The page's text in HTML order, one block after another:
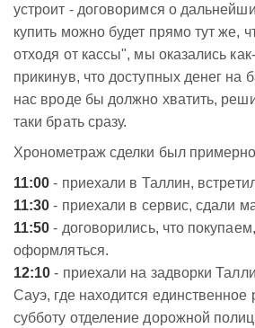
устроит - договоримся о
купить можно будет прямо тут же,
отходя от кассы", мы оказались
прикинув, что доступных денег на
нас вроде бы должно хватить,
таки брать сразу.
Хронометраж сделки был
11:00 - приехали в Таллин,
11:30 - приехали в сервис, сдали
11:50 - договорились, что
оформляться.
12:10 - приехали на задворки
Сауэ, где находится
субботу отделение дорожной